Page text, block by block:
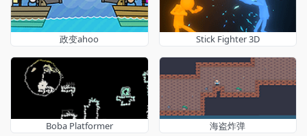
政变ahoo Stick Fighter 3D
Boba Platformer 海盗炸弹